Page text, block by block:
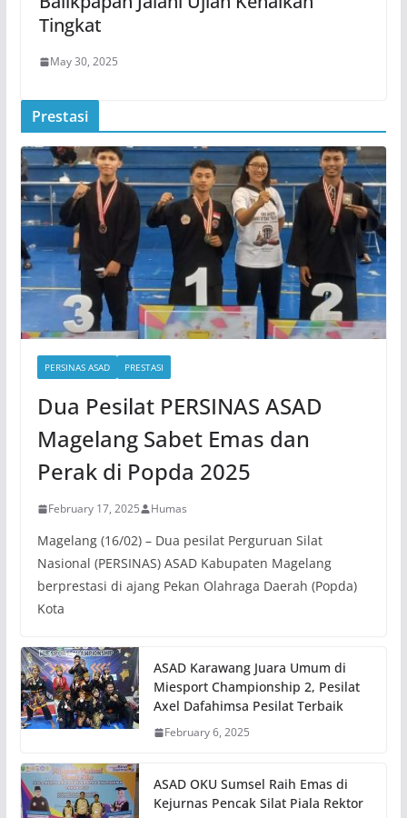
Tingkat
May 30, 2025
Prestasi
PERSINAS ASAD PRESTASI
Dua Pesilat PERSINAS ASAD
Magelang Sabet Emas dan
Perak di Popda 2025
February 17, 2025 Humas
Magelang (16/02) – Dua pesilat Perguruan Silat
Nasional (PERSINAS) ASAD Kabupaten Magelang
berprestasi di ajang Pekan Olahraga Daerah (Popda)
Kota
ASAD Karawang Juara Umum di
Miesport Championship 2, Pesilat
Axel Dafahimsa Pesilat Terbaik
February 6, 2025
ASAD OKU Sumsel Raih Emas di
Kejurnas Pencak Silat Piala Rektor